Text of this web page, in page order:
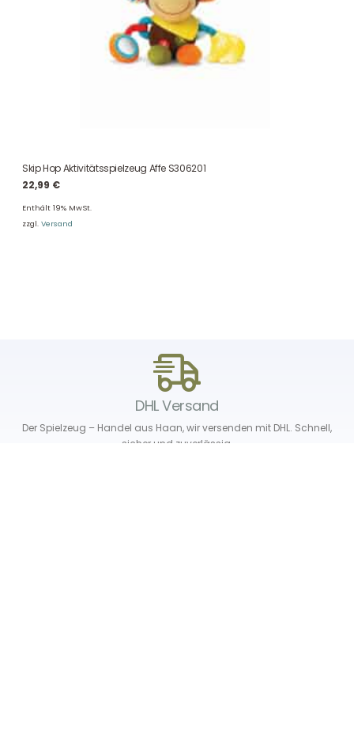
Skip Hop Aktivitätsspielzeug Affe S306201
22,99 €
Enthält 19% MwSt.
zzgl. Versand
DHL Versand
Der Spielzeug – Handel aus Haan, wir versenden mit DHL. Schnell,
sicher und zuverlässig.